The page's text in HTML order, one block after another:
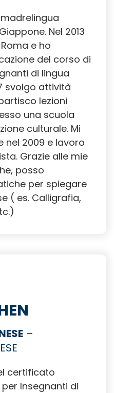
Nel 2013
e ho
del corso di
di lingua
svolgo attività
lezioni
una scuola
culturale. Mi
nel 2009 e lavoro
Grazie alle mie
posso
per spiegare
( es. Calligrafia,
–
certificato
Insegnanti di